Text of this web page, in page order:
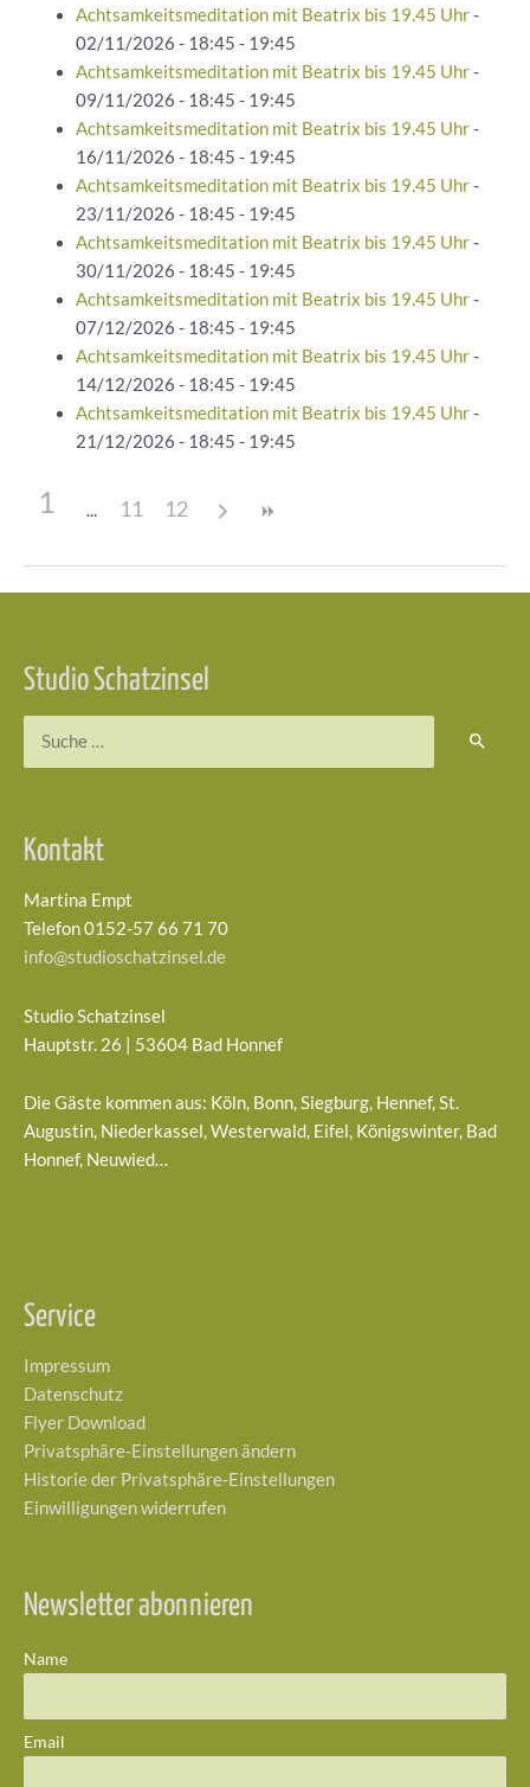
Achtsamkeitsmeditation mit Beatrix bis 19.45 Uhr-
02/11/2026 - 18:45 - 19:45
Achtsamkeitsmeditation mit Beatrix bis 19.45 Uhr-
09/11/2026 - 18:45 - 19:45
Achtsamkeitsmeditation mit Beatrix bis 19.45 Uhr-
16/11/2026 - 18:45 - 19:45
Achtsamkeitsmeditation mit Beatrix bis 19.45 Uhr-
23/11/2026 - 18:45 - 19:45
Achtsamkeitsmeditation mit Beatrix bis 19.45 Uhr-
30/11/2026 - 18:45 - 19:45
Achtsamkeitsmeditation mit Beatrix bis 19.45 Uhr-
07/12/2026 - 18:45 - 19:45
Achtsamkeitsmeditation mit Beatrix bis 19.45 Uhr-
14/12/2026 - 18:45 - 19:45
Achtsamkeitsmeditation mit Beatrix bis 19.45 Uhr-
21/12/2026 - 18:45 - 19:45
1 11 12
Studio Schatzinsel
Kontakt
Martina Empt
Telefon 0152-57 66 71 70
info@studioschatzinsel.de
Studio Schatzinsel
Hauptstr. 26 | 53604 Bad Honnef
Die Gäste kommen aus: Köln, Bonn, Siegburg, Hennef, St.
Augustin, Niederkassel, Westerwald, Eifel, Königswinter, Bad
Honnef, Neuwied…
Service
Impressum
Datenschutz
Flyer Download
Privatsphäre-Einstellungen ändern
Historie der Privatsphäre-Einstellungen
Einwilligungen widerrufen
Newsletter abonnieren
Name
Email